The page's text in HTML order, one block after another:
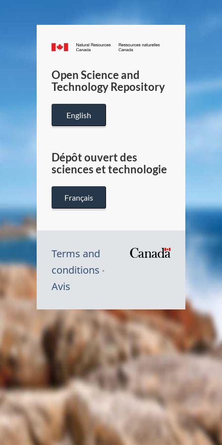
Canada.ca
/
Canada
Open Science and
Technology Repository
English
Dépôt ouvert des
sciences et technologie
Français
Terms and
conditions
Avis
Symbole
du
Canada